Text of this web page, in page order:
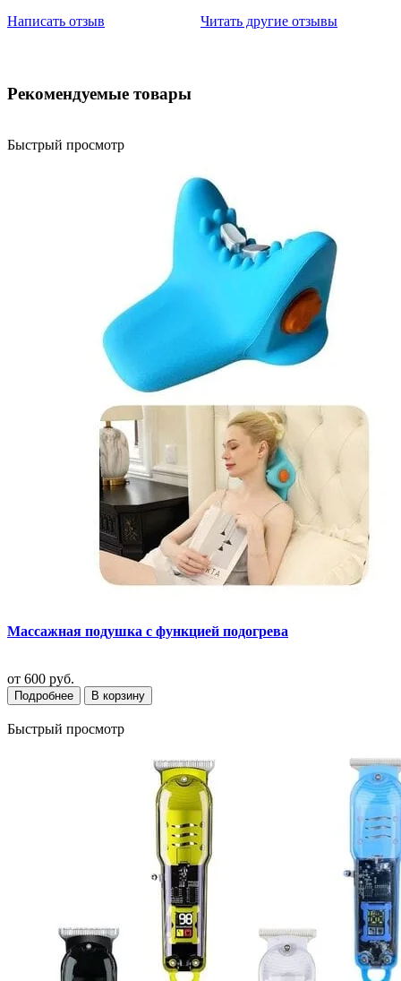
Написать отзыв
Читать другие отзывы
Рекомендуемые товары
Быстрый просмотр
Массажная подушка с функцией подогрева
от 600 руб.
Подробнее В корзину
Быстрый просмотр